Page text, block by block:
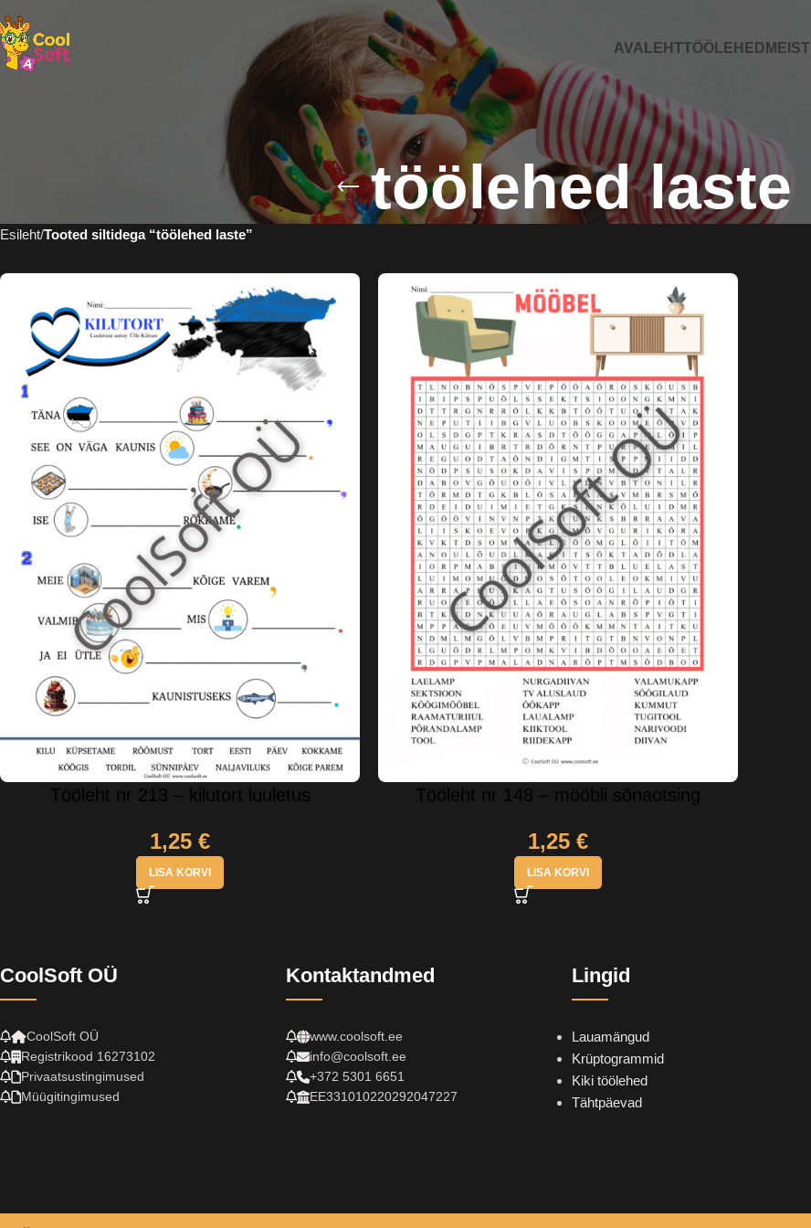
AVALEHTTÖÖLEHED MEIST
töölehed laste
Esileht Tooted siltidega “töölehed laste”
Tööleht nr 213 – kilutort luuletus
1,25 €
LISA KORVI
Tööleht nr 148 – mööbli sõnaotsing
1,25 €
LISA KORVI
CoolSoft OÜ
CoolSoft OÜ
Registrikood 16273102
Privaatsustingimused
Müügitingimused
Kontaktandmed
www.coolsoft.ee
info@coolsoft.ee
+372 5301 6651
EE331010220292047227
Lingid
Lauamängud
Krüptogrammid
Kiki töölehed
Tähtpäevad